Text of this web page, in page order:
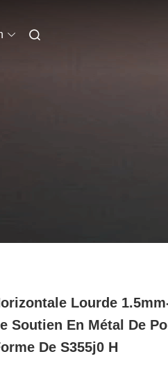
Lourde
Soutien En Métal De
De S355j0 H